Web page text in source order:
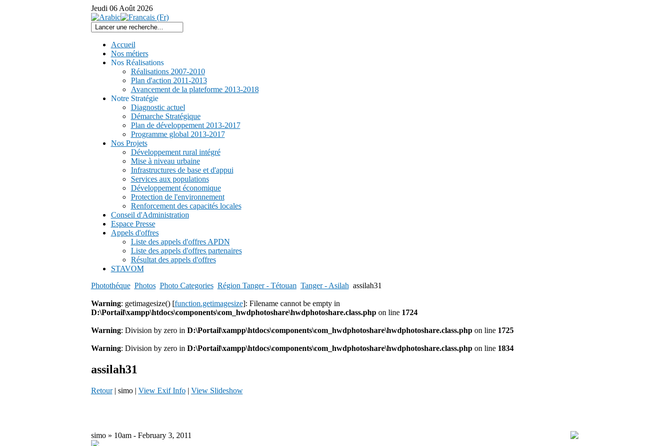
Jeudi 06 Août 2026
Accueil
Nos métiers
Nos Réalisations
Réalisations 2007-2010
Plan d'action 2011-2013
Avancement de la plateforme 2013-2018
Notre Stratégie
Diagnostic actuel
Démarche Stratégique
Plan de développement 2013-2017
Programme global 2013-2017
Nos Projets
Développement rural intégré
Mise à niveau urbaine
Infrastructures de base et d'appui
Services aux populations
Développement économique
Protection de l'environnement
Renforcement des capacités locales
Conseil d'Administration
Espace Presse
Appels d'offres
Liste des appels d'offres APDN
Liste des appels d'offres partenaires
Résultat des appels d'offres
STAVOM
Photothéque Photos Photo Categories Région Tanger - Tétouan Tanger - Asilah assilah31
Warning: getimagesize() [function.getimagesize]: Filename cannot be empty in
D:\Portail\xampp\htdocs\components\com_hwdphotoshare\hwdphotoshare.class.phpon line 1724
Warning: Division by zero in D:\Portail\xampp\htdocs\components\com_hwdphotoshare\hwdphotoshare.class.phpon line 1725
Warning: Division by zero in D:\Portail\xampp\htdocs\components\com_hwdphotoshare\hwdphotoshare.class.phpon line 1834
assilah31
Retour| simo | View Exif Info| View Slideshow
simo » 10am - February 3, 2011